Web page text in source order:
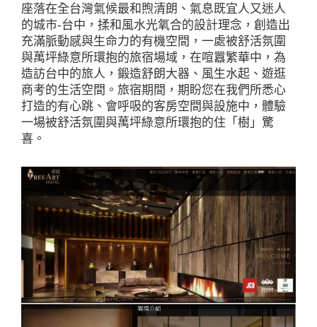
座落在全台灣氣候最和煦清朗、氣息既宜人又迷人
的城市-台中，揉和風水光氧合的設計理念，創造出
充滿脈動感與生命力的有機空間，一處被舒活氛圍
與萬坪綠意所環抱的旅宿場域，在喧囂繁華中，為
造訪台中的旅人，鍛造舒朗大器、風生水起、遊逛
商考的生活空間。旅宿期間，期盼您在我們所悉心
打造的有心跳、會呼吸的客房空間與設施中，體驗
一場被舒活氛圍與萬坪綠意所環抱的住「樹」驚
喜。